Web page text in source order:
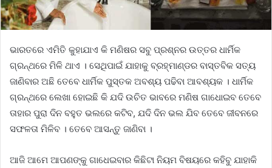
ଭାରତରେ ଏମିତି କୁହାଯାଏ କି ମଣିଷର ସବୁ ପ୍ରଶ୍ନର ଉତ୍ତର ଧାର୍ମିକ
ଗ୍ରନ୍ଥରେ ମିଳି ଥାଏ । ସେଥିପାଇଁ ଯାହାକୁ ବ୍ରହ୍ମାଣ୍ଡର ବାସ୍ତବିକ ସତ୍ୟ
ଜାଣିବାର ଅଛି ତେବେ ଧାର୍ମିକ ପୁସ୍ତକ ଅବଶ୍ୟ ପଢିବା ଆବଶ୍ୟକ । ଧାର୍ମିକ
ଗ୍ରନ୍ଥରେ ଲେଖା ହୋଇଛି କି ଯଦି ଉଚିତ ଭାବରେ ମଣିଷ ଗାଧୋଇବ ତେବେ
ତାହାର ପୁରା ଦିନ ବହୁତ ଭଲରେ କଟିବ, ଯଦି ଦିନ ଭଲ ଯିବ ତେବେ ଜୀବନରେ
ସଫଳତା ମିଳିବ । ତେବେ ଆସନ୍ତୁ ଜାଣିବା ।
ଆଜି ଆମେ ଆପଣଙ୍କୁ ଗାଧେଇବାର କିଛିଟା ନିୟମ ବିଷୟରେ କହିବୁ ଯାହାକି